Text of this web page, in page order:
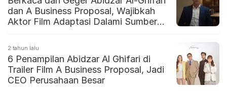
dan A Business Proposal, Wajibkah
Aktor Film Adaptasi Dalami Sumber
2 tahun lalu
6 Penampilan Abidzar Al Ghifari di
Trailer Film A Business Proposal, Jadi
CEO Perusahaan Besar